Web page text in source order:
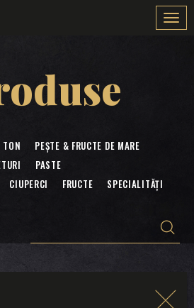
TON
PEȘTE & FRUCTE DE MARE
PASTE
CIUPERCI FRUCTE SPECIALITĂȚI